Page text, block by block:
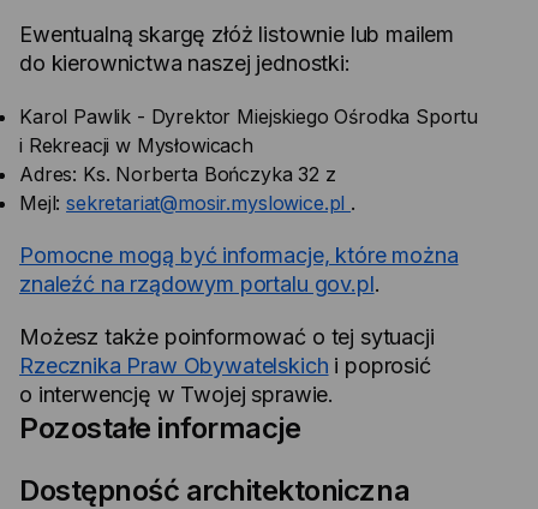
Ewentualną skargę złóż listownie lub mailem
do kierownictwa naszej jednostki:
Karol Pawlik - Dyrektor Miejskiego Ośrodka Sportu
i Rekreacji w Mysłowicach
Adres: Ks. Norberta Bończyka 32 z
Mejl:sekretariat@mosir.myslowice.pl .
Pomocne mogą być informacje, które można
znaleźć na rządowym portalu gov.pl.
Możesz także poinformować o tej sytuacji
Rzecznika Praw Obywatelskich i poprosić
o interwencję w Twojej sprawie.
Pozostałe informacje
Dostępność architektoniczna